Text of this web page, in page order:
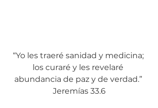
“Yo les traeré sanidad y medicina;
los curaré y les revelaré
abundancia de paz y de verdad.”
Jeremías 33.6